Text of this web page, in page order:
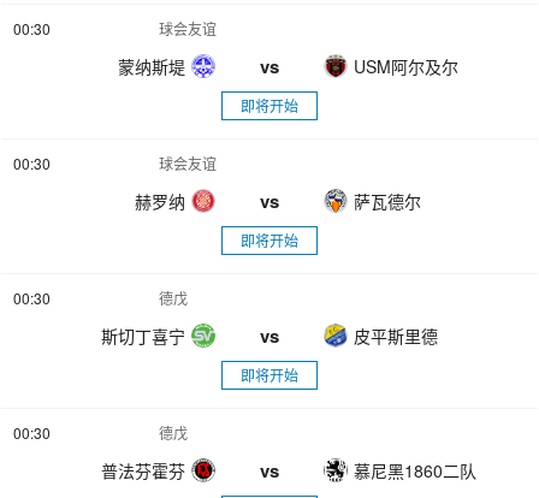
00:30 球会友谊
蒙纳斯堤 vs USM阿尔及尔
即将开始
00:30 球会友谊
赫罗纳 vs 萨瓦德尔
即将开始
00:30 德戊
斯切丁喜宁 vs 皮平斯里德
即将开始
00:30 德戊
普法芬霍芬 vs 慕尼黑1860二队